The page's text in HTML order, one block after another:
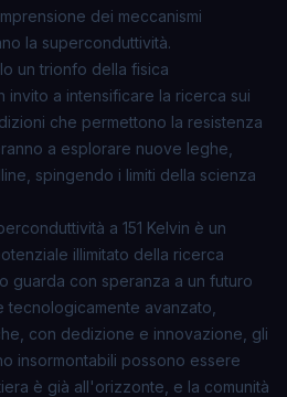
dei meccanismi
la superconduttività.
un trionfo della fisica
invito a intensificare la ricerca sui
che permettono la resistenza
a esplorare nuove leghe,
spingendo i limiti della scienza
a 151 Kelvin è un
illimitato della ricerca
guarda con speranza a un futuro
avanzato,
con dedizione e innovazione, gli
insormontabili possono essere
è già all'orizzonte, e la comunità